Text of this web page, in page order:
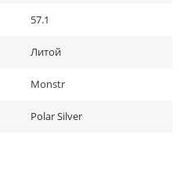
57.1
Литой
Monstr
Polar Silver